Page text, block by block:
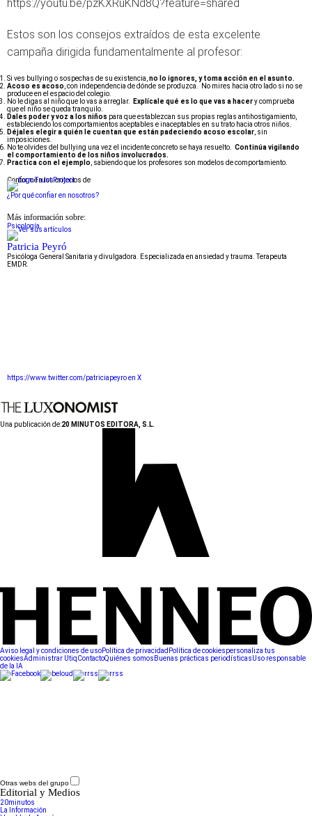
https://youtu.be/pzKXRuKNd8Q?feature=shared
Estos son los consejos extraídos de esta excelente
campaña dirigida fundamentalmente al profesor:
Si ves bullying o sospechas de su existencia, no lo ignores, y toma acción en el asunto.
Acoso es acoso , con independencia de dónde se produzca. No mires hacia otro lado si no se
produce en el espacio del colegio.
No le digas al niño que lo vas a arreglar.
Explícale qué es lo que vas a hacery comprueba
que el niño se queda tranquilo.
Dales poder y voz a los niños para que establezcan sus propias reglas antihostigamiento,
estableciendo los comportamientos aceptables e inaceptables en su trato hacia otros niños.
Déjales elegir a quién le cuentan que están padeciendo acoso escolar , sin
imposiciones.
No te olvides del bullying una vez el incidente concreto se haya resuelto. Continúa vigilando
el comportamiento de los niños involucrados.
Practica con el ejemplo , sabiendo que los profesores son modelos de comportamiento.
Conforme a los criterios de
¿Por qué confiar en nosotros?
Más información sobre:
Psicología
Patricia Peyró
Psicóloga General Sanitaria y divulgadora. Especializada en ansiedad y trauma. Terapeuta
EMDR.
https://www.twitter.com/patriciapeyro en X
Una publicación de:20 MINUTOS EDITORA, S.L.
Aviso legal y condiciones de usoPolítica de privacidad Política de cookiespersonaliza tus
cookiesAdministrar UtiqContactoQuiénes somos Buenas prácticas periodísticasUso responsable
de la IA
Otras webs del grupo
Editorial y Medios
20minutos
La Información